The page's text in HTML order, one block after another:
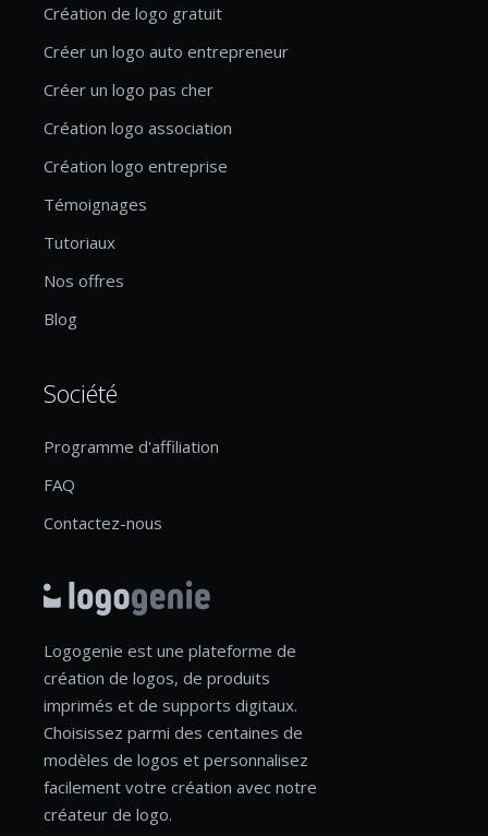
Création de logo gratuit
Créer un logo auto entrepreneur
Créer un logo pas cher
Création logo association
Création logo entreprise
Témoignages
Tutoriaux
Nos offres
Blog
Société
Programme d'affiliation
FAQ
Contactez-nous
Logogenie est une plateforme de
création de logos, de produits
imprimés et de supports digitaux.
Choisissez parmi des centaines de
modèles de logos et personnalisez
facilement votre création avec notre
créateur de logo.